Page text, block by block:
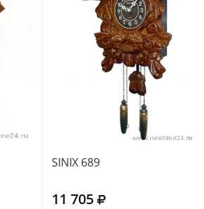
SINIX 689
11 705